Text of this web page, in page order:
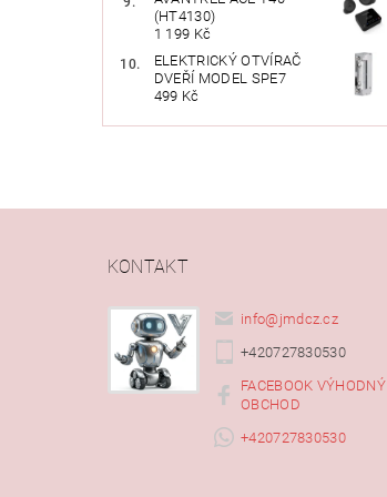
(HT4130)
1 199 Kč
ELEKTRICKÝ OTVÍRAČ
DVEŘÍ MODEL SPE7
499 Kč
KONTAKT
info@ jmdcz.cz
+420727830530
FACEBOOK VÝHODNÝ
OBCHOD
+420727830530